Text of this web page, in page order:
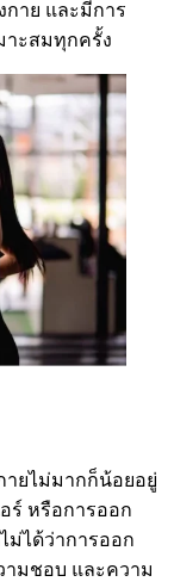
กาย และมีการ
าะสมทุกครั้ง
ายไม่มากก็น้อยอยู่
ร์ หรือการออก
ม่ได้ว่าการออก
มชอบ และความ